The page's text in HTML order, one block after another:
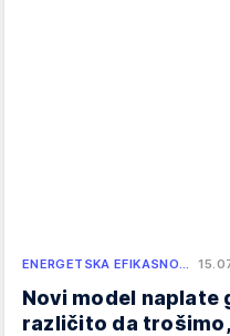
ENERGETSKA EFIKASNO…
Novi model naplate
različito da